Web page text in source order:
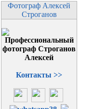
Фотограф Алексей
Строганов
Контакты >>